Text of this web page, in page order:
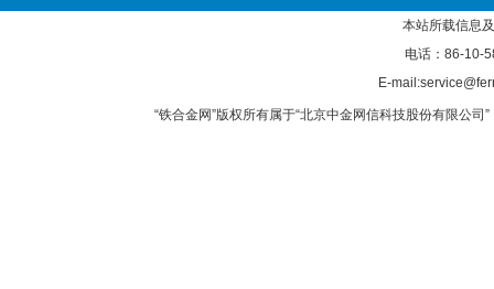
本站所载信息
电话：86-10-
E-
“铁合金网”版权所有属于“北京中金网信科技股份有限公司